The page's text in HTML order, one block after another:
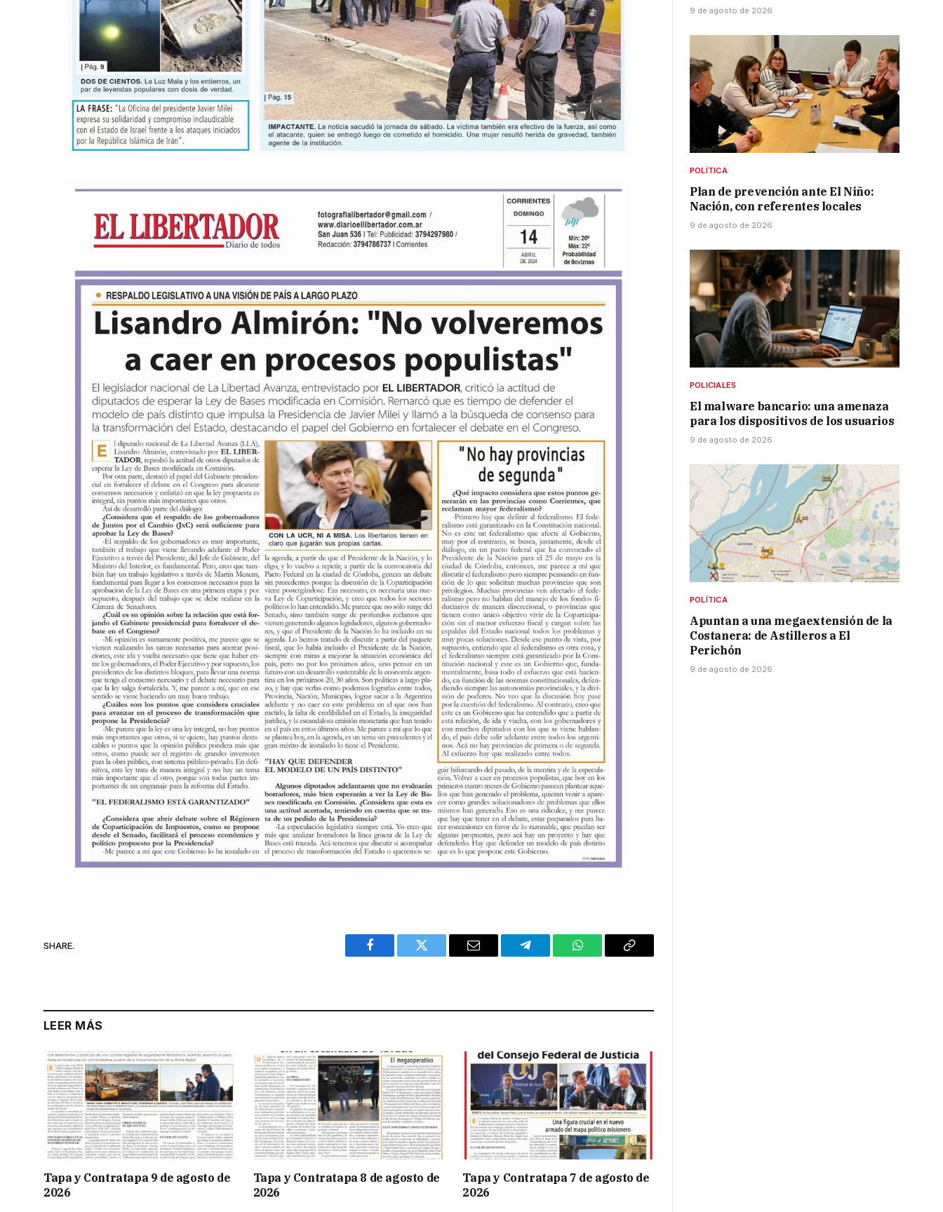
SHARE.
Facebook Twitter Email Telegram WhatsAppCopy
LEER MÁS
Tapa y Contratapa 9 de agosto de
2026
Tapa y Contratapa 8 de agosto de
2026
Tapa y Contratapa 7 de agosto de
2026
9 de agosto de 2026
POLÍTICA
Plan de prevención ante El Niño:
Nación, con referentes locales
9 de agosto de 2026
POLICIALES
El malware bancario: una amenaza
para los dispositivos de los usuarios
9 de agosto de 2026
POLÍTICA
Apuntan a una megaextensión de la
Costanera: de Astilleros a El
Perichón
9 de agosto de 2026